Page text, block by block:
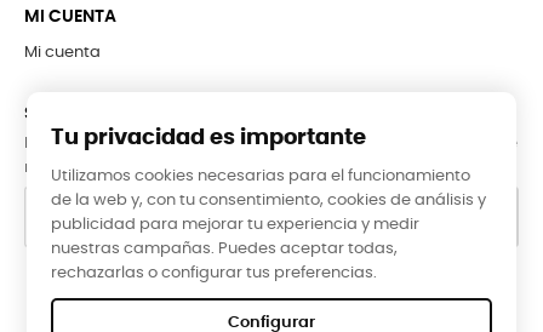
MI CUENTA
Mi cuenta
SUBCRÍBETE A LA NEWSLETTER
Puede darse de baja en cualquier momento. Para ello, consulte
nuestra información de contacto en el aviso legal.
Google Reviews
Tu privacidad es importante
Utilizamos cookies necesarias para el funcionamiento
de la web y, con tu consentimiento, cookies de análisis y
publicidad para mejorar tu experiencia y medir
nuestras campañas. Puedes aceptar todas,
rechazarlas o configurar tus preferencias.
Configurar